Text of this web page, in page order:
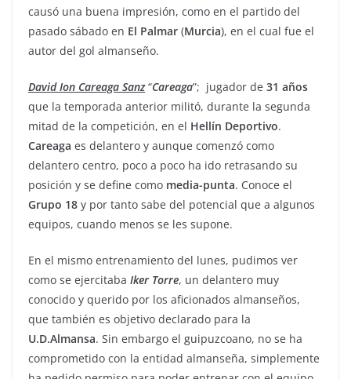
causó una buena impresión, como en el partido del
pasado sábado en El Palmar (Murcia), en el cual fue el
autor del gol almanseño.
David Ion Careaga Sanz“Careaga”; jugador de 31 años
que la temporada anterior militó, durante la segunda
mitad de la competición, en el Hellín Deportivo.
Careaga es delantero y aunque comenzó como
delantero centro, poco a poco ha ido retrasando su
posición y se define como media-punta. Conoce el
Grupo 18 y por tanto sabe del potencial que a algunos
equipos, cuando menos se les supone.
En el mismo entrenamiento del lunes, pudimos ver
como se ejercitaba Iker Torre, un delantero muy
conocido y querido por los aficionados almanseños,
que también es objetivo declarado para la
U.D.Almansa. Sin embargo el guipuzcoano, no se ha
comprometido con la entidad almanseña, simplemente